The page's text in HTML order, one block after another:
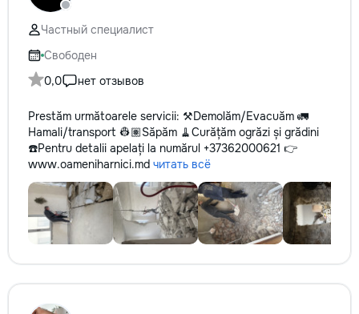
Частный специалист
Свободен
0,0
нет отзывов
Prestăm următoarele servicii: ⚒️Demolăm/Evacuăm 🚛
Hamali/transport 👷🏽Săpăm 🧹Curățăm ogrăzi și grădini
☎️Pentru detalii apelați la numărul +37362000621 👉
www.oameniharnici.md читать всё